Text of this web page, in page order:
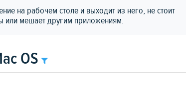
на рабочем столе и выходит из него, не стоит
или мешает другим приложениям.
OS